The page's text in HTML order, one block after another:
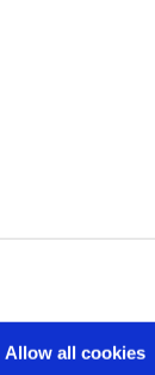
Allow all cookies
モンスターハンタ
ーワイルズ ....